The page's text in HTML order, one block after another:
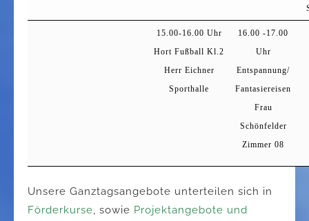
15.00-16.00 Uhr
Hort Fußball Kl.2
Herr Eichner
Sporthalle
16.00 -17.00
Uhr
Entspannung/
Fantasiereisen
Frau
Schönfelder
Zimmer 08
Unsere Ganztagsangebote unterteilen sich in
Förderkurse , sowie Projektangebote und